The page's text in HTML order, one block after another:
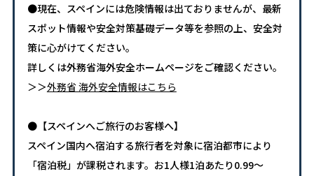
●現在、スペインには危険情報は出ておりませんが、最新
スポット情報や安全対策基礎データ等を参照の上、安全対
策に心がけてください。
詳しくは外務省海外安全ホームページをご確認ください。
＞＞外務省 海外安全情報はこちら
●【スペインへご旅行のお客様へ】
スペイン国内へ宿泊する旅行者を対象に宿泊都市により
「宿泊税」が課税されます。お1人様1泊あたり0.99～